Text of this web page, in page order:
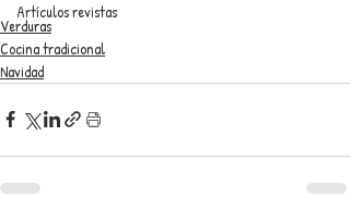
Artículos revistas
Verduras
Cocina tradicional
Navidad